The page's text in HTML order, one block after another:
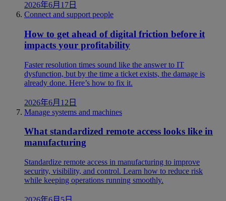
2026年6月17日
Connect and support people
How to get ahead of digital friction before it
impacts your profitability
Faster resolution times sound like the answer to IT
dysfunction, but by the time a ticket exists, the damage is
already done. Here’s how to fix it.
2026年6月12日
Manage systems and machines
What standardized remote access looks like in
manufacturing
Standardize remote access in manufacturing to improve
security, visibility, and control. Learn how to reduce risk
while keeping operations running smoothly.